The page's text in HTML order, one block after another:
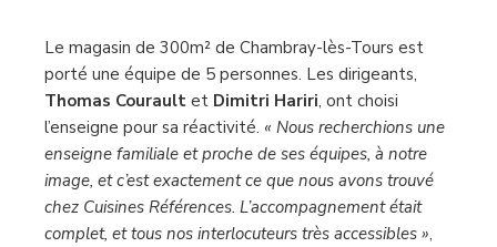
Le magasin de 300m² de Chambray-lès-Tours est
porté une équipe de 5 personnes. Les dirigeants,
Thomas Courault et Dimitri Hariri, ont choisi
l’enseigne pour sa réactivité. « Nous recherchions une
enseigne familiale et proche de ses équipes, à notre
image, et c’est exactement ce que nous avons trouvé
chez Cuisines Références. L’accompagnement était
complet, et tous nos interlocuteurs très accessibles »,